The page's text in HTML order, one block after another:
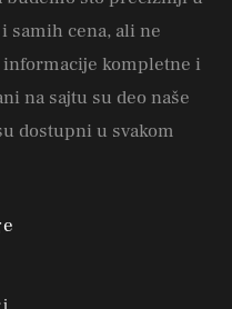
samih cena, ali ne
informacije kompletne i
na sajtu su deo naše
dostupni u svakom